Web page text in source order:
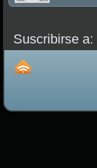
Suscribirse a: